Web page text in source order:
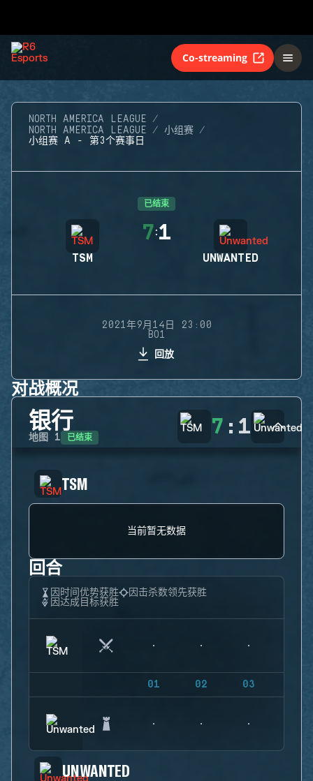
Co-streaming
NORTH AMERICA LEAGUE
NORTH AMERICA LEAGUE
小组赛
小组赛 A - 第3个赛事日
已结束
TSM
7:1
UNWANTED
2021年9月14日 23:00
BO1
回放
对战概况
银行
地图 1 已结束 7 : 1
TSM
当前暂无数据
回合
因时间优势获胜
因击杀数领先获胜
因达成目标获胜
01 02 03
UNWANTED